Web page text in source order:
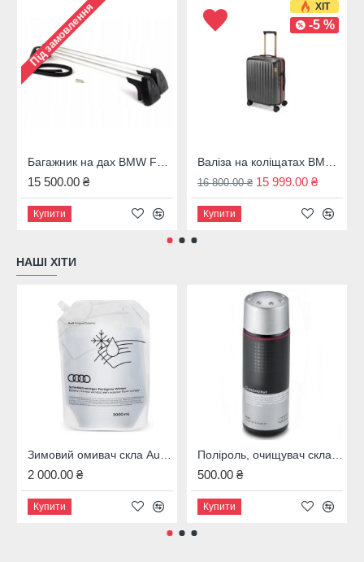
Під замовлення
Багажник на дах BMW F31, 82712350124
15 500.00 ₴
Купити
ХІТ
-5 %
Валіза на коліщатах BMW M темно-сіра 43 л. 80225A7C973
16 800.00 ₴ 15 999.00 ₴
Купити
НАШІ ХІТИ
Зимовий омивач скла Audi, 4M8096323B
2 000.00 ₴
Купити
Поліроль, очищувач скла Audi, 00A096329020
500.00 ₴
Купити